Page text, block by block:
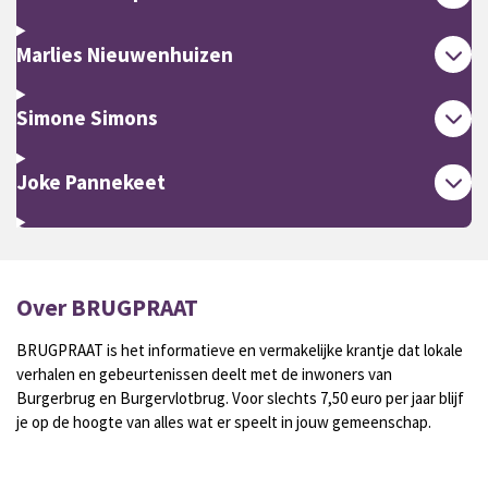
Marlies Nieuwenhuizen
Simone Simons
Joke Pannekeet
Over BRUGPRAAT
BRUGPRAAT is het informatieve en vermakelijke krantje dat lokale
verhalen en gebeurtenissen deelt met de inwoners van
Burgerbrug en Burgervlotbrug. Voor slechts 7,50 euro per jaar blijf
je op de hoogte van alles wat er speelt in jouw gemeenschap.